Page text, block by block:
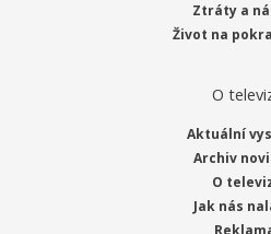
Ztráty a
Život na
O
Aktuální
Archiv
O
Jak nás